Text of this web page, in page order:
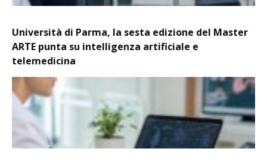
Università di Parma, la sesta edizione del Master
ARTE punta su intelligenza artificiale e
telemedicina